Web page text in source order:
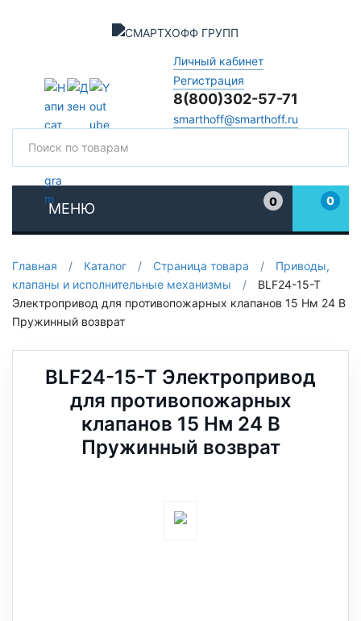
Личный кабинет
Регистрация
8(800)302-57-71
smarthoff@smarthoff.ru
МЕНЮ
0
0
Главная / Каталог / Страница товара /
Приводы,
клапаны и исполнительные механизмы
/
BLF24-15-T
Электропривод для противопожарных клапанов 15 Нм 24 В
Пружинный возврат
BLF24-15-T Электропривод
для противопожарных
клапанов 15 Нм 24 В
Пружинный возврат